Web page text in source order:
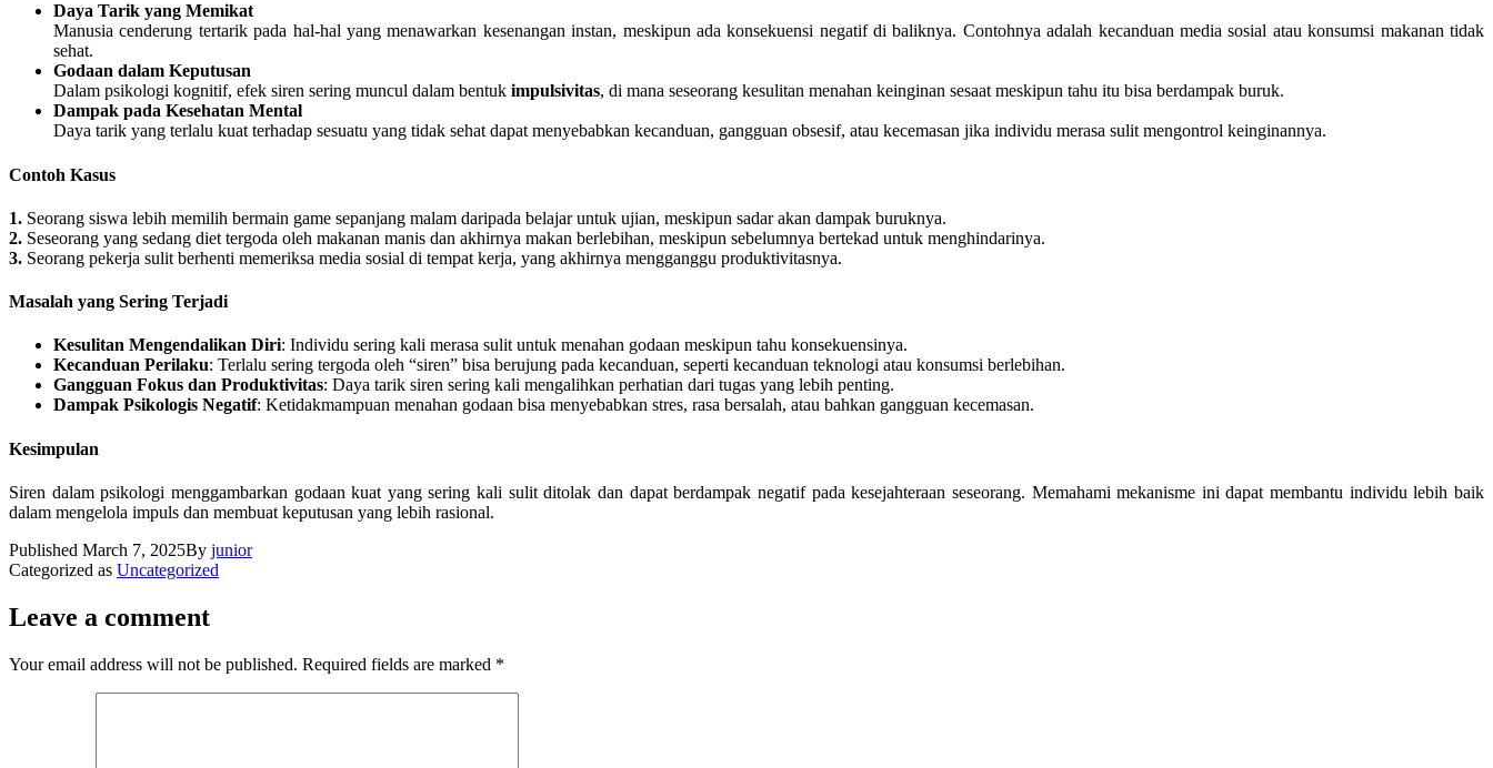
Daya Tarik yang Memikat
Manusia cenderung tertarik pada hal-hal yang menawarkan kesenangan instan, meskipun ada konsekuensi negatif di baliknya. Contohnya adalah kecanduan media sosial atau konsumsi makanan tidak
sehat.
Godaan dalam Keputusan
Dalam psikologi kognitif, efek siren sering muncul dalam bentuk impulsivitas, di mana seseorang kesulitan menahan keinginan sesaat meskipun tahu itu bisa berdampak buruk.
Dampak pada Kesehatan Mental
Daya tarik yang terlalu kuat terhadap sesuatu yang tidak sehat dapat menyebabkan kecanduan, gangguan obsesif, atau kecemasan jika individu merasa sulit mengontrol keinginannya.
Contoh Kasus
1. Seorang siswa lebih memilih bermain game sepanjang malam daripada belajar untuk ujian, meskipun sadar akan dampak buruknya.
2. Seseorang yang sedang diet tergoda oleh makanan manis dan akhirnya makan berlebihan, meskipun sebelumnya bertekad untuk menghindarinya.
3. Seorang pekerja sulit berhenti memeriksa media sosial di tempat kerja, yang akhirnya mengganggu produktivitasnya.
Masalah yang Sering Terjadi
Kesulitan Mengendalikan Diri: Individu sering kali merasa sulit untuk menahan godaan meskipun tahu konsekuensinya.
Kecanduan Perilaku: Terlalu sering tergoda oleh “siren” bisa berujung pada kecanduan, seperti kecanduan teknologi atau konsumsi berlebihan.
Gangguan Fokus dan Produktivitas: Daya tarik siren sering kali mengalihkan perhatian dari tugas yang lebih penting.
Dampak Psikologis Negatif: Ketidakmampuan menahan godaan bisa menyebabkan stres, rasa bersalah, atau bahkan gangguan kecemasan.
Kesimpulan
Siren dalam psikologi menggambarkan godaan kuat yang sering kali sulit ditolak dan dapat berdampak negatif pada kesejahteraan seseorang. Memahami mekanisme ini dapat membantu individu lebih baik
dalam mengelola impuls dan membuat keputusan yang lebih rasional.
Published March 7, 2025By junior
Categorized as Uncategorized
Leave a comment
Your email address will not be published. Required fields are marked *